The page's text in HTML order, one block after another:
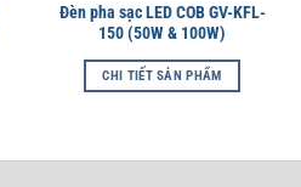
Đèn pha sạc LED COB GV-KFL-
150 (50W & 100W)
CHI TIẾT SẢN PHẨM